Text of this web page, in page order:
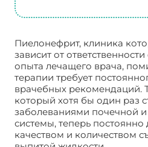
Пиелонефрит, клиника
зависит от
опыта лечащего врача,
терапии требует
врачебных рекомендаций.
который хотя бы один раз
заболеваниями почечной
системы, теперь постоянно
качеством и количеством